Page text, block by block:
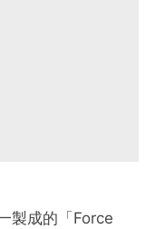
製成的「Force